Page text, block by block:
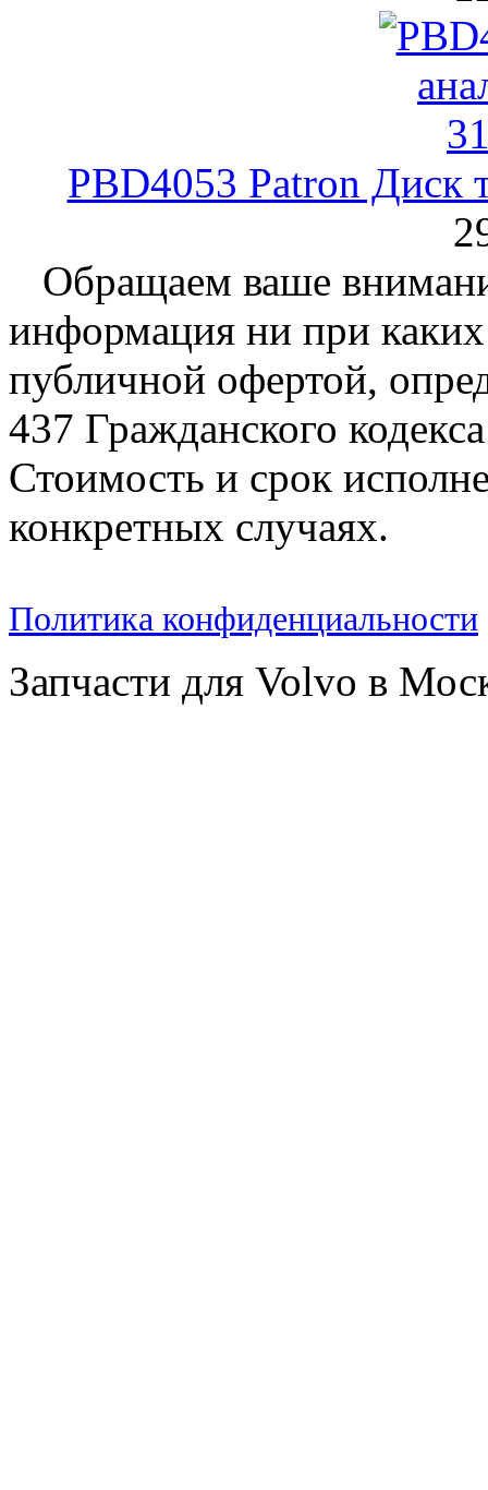
PBD4053 Patron Диск
Обращаем ваше
информация ни при каких
публичной офертой,
437 Гражданского
Стоимость и срок
конкретных случаях.
Политика конфиденциальности
Запчасти для Volvo в